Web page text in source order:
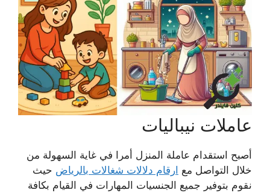
عاملات نيباليات
أصبح استقدام عاملة المنزل أمرا في غاية السهولة من
خلال التواصل مع ارقام دلالات شغالات بالرياض حيث
نقوم بتوفير جميع الجنسيات المهارات في القيام بكافة